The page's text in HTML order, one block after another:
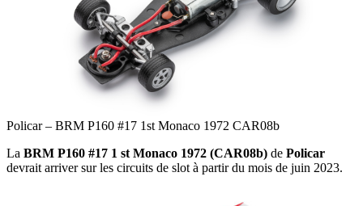
Policar – BRM P160 #17 1st Monaco 1972 CAR08b
La BRM P160 #17 1 st Monaco 1972 (CAR08b) de Policar
devrait arriver sur les circuits de slot à partir du mois de juin 2023.